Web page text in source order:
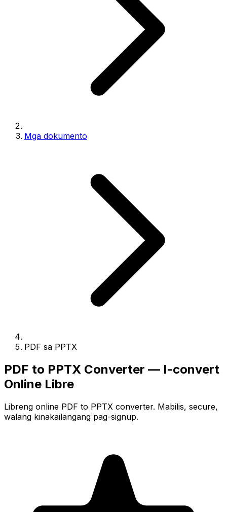
Mga dokumento
PDF sa PPTX
PDF to PPTX Converter — I-convert
Online Libre
Libreng online PDF to PPTX converter. Mabilis, secure,
walang kinakailangang pag-signup.